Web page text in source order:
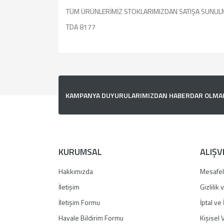
TÜM ÜRÜNLERİMİZ STOKLARIMIZDAN SATIŞA
TDA 8177
Ürün resmi kalitesiz, bozuk veya görüntülenemiyor.
Bu ürüne benzer farklı alternatifler olmalı.
KAMPANYA DUYURULARIMIZDAN HABERDAR
KURUMSAL
Hakkımızda
İletişim
İletişim Formu
Havale Bildirim Formu
Gizlilik
İptal ve
Kişisel